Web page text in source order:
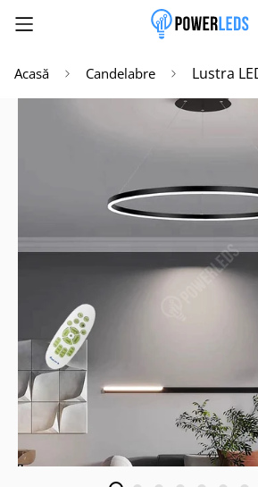
Acasă Candelabre